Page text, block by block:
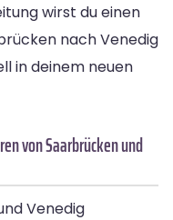
wirst du einen
nach Venedig
in deinem neuen
von Saarbrücken und
Venedig